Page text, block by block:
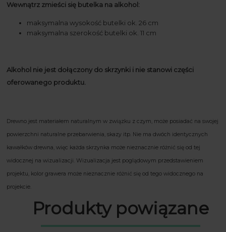
Wewnątrz zmieści się butelka na alkohol:
maksymalna wysokość butelki ok. 26 cm
maksymalna szerokość butelki ok. 11 cm
Alkohol nie jest dołączony do skrzynki i nie stanowi części
oferowanego produktu.
Drewno jest materiałem naturalnym w związku z czym, może posiadać na swojej
powierzchni naturalne przebarwienia, skazy itp. Nie ma dwóch identycznych
kawałków drewna, więc każda skrzynka może nieznacznie różnić się od tej
widocznej na wizualizacji. Wizualizacja jest poglądowym przedstawieniem
projektu, kolor grawera może nieznacznie różnić się od tego widocznego na
projekcie.
Produkty powiązane